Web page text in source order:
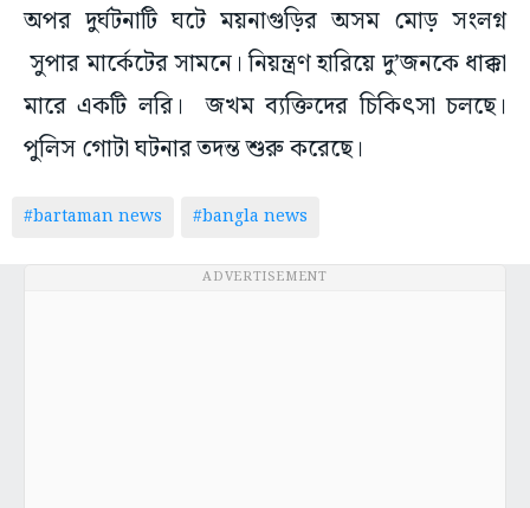
অপর দুর্ঘটনাটি ঘটে ময়নাগুড়ির অসম মোড় সংলগ্ন
সুপার মার্কেটের সামনে। নিয়ন্ত্রণ হারিয়ে দু’জনকে ধাক্কা
মারে একটি লরি। জখম ব্যক্তিদের চিকিৎসা চলছে।
পুলিস গোটা ঘটনার তদন্ত শুরু করেছে।
#bartaman news #bangla news
ADVERTISEMENT